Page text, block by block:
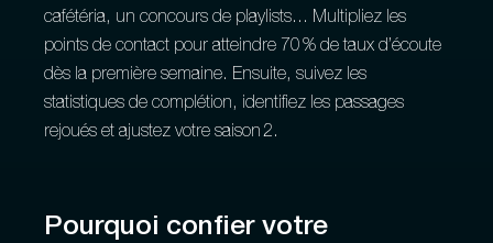
cafétéria, un concours de playlists… Multipliez les
points de contact pour atteindre 70 % de taux d’écoute
dès la première semaine. Ensuite, suivez les
statistiques de complétion, identifiez les passages
rejoués et ajustez votre saison 2.
Pourquoi confier votre